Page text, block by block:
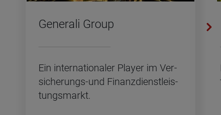
Ge­ne­ra­li Group
Ein in­ter­na­tio­na­ler Play­er im Ver­
si­che­rungs-und Fi­nanz­dienst­leis­
tungs­markt.